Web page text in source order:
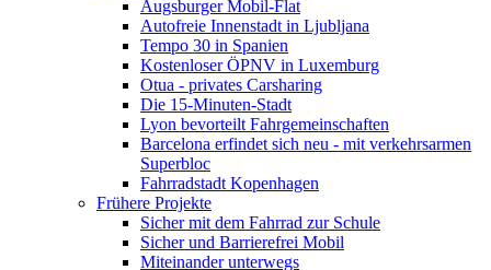
Augsburger Mobil-Flat
Autofreie Innenstadt in Ljubljana
Tempo 30 in Spanien
Kostenloser ÖPNV in Luxemburg
Otua - privates Carsharing
Die 15-Minuten-Stadt
Lyon bevorteilt Fahrgemeinschaften
Barcelona erfindet sich neu - mit verkehrsarmen
Superbloc
Fahrradstadt Kopenhagen
Frühere Projekte
Sicher mit dem Fahrrad zur Schule
Sicher und Barrierefrei Mobil
Miteinander unterwegs